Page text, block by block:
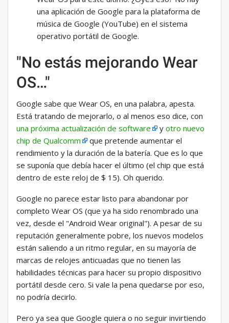
una aplicación de Google para la plataforma de
música de Google (YouTube) en el sistema
operativo portátil de Google.
"No estás mejorando Wear
OS…"
Google sabe que Wear OS, en una palabra, apesta.
Está tratando de mejorarlo, o al menos eso dice, con
una próxima actualización de software
y otro nuevo
chip de Qualcomm
que pretende aumentar el
rendimiento y la duración de la batería. Que es lo que
se suponía que debía hacer el último (el chip que está
dentro de este reloj de $ 15). Oh querido.
Google no parece estar listo para abandonar por
completo Wear OS (que ya ha sido renombrado una
vez, desde el "Android Wear original"). A pesar de su
reputación generalmente pobre, los nuevos modelos
están saliendo a un ritmo regular, en su mayoría de
marcas de relojes anticuadas que no tienen las
habilidades técnicas para hacer su propio dispositivo
portátil desde cero. Si vale la pena quedarse por eso,
no podría decirlo.
Pero ya sea que Google quiera o no seguir invirtiendo